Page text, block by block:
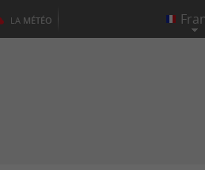
LA MÉTÉO